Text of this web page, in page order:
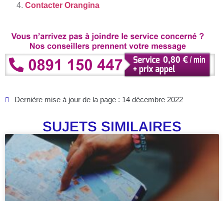
Contacter Orangina
Dernière mise à jour de la page : 14 décembre 2022
SUJETS SIMILAIRES